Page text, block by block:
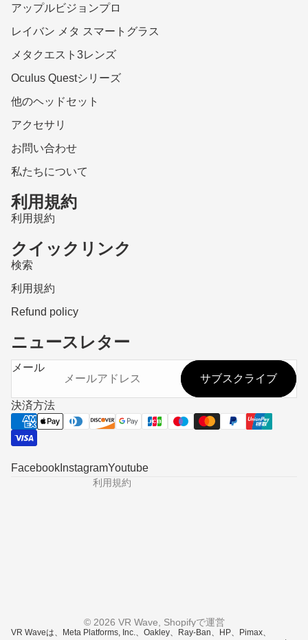
アップルビジョンプロ
レイバン メタ スマートグラス
メタクエスト3レンズ
Oculus Questシリーズ
他のヘッドセット
アクセサリ
お問い合わせ
私たちについて
利用規約
利用規約
クイックリンク
検索
利用規約
Refund policy
ニュースレター
メール
サブスクライブ
決済方法
Facebook InstagramYoutube
利用規約
返金ポリシー
プライバシーポリシー
利用規約
配送ポリシー
© 2026 VR Wave Shopifyで運営
VR Waveは、Meta Platforms, Inc.、Oakley、Ray-Ban、HP、Pimax、